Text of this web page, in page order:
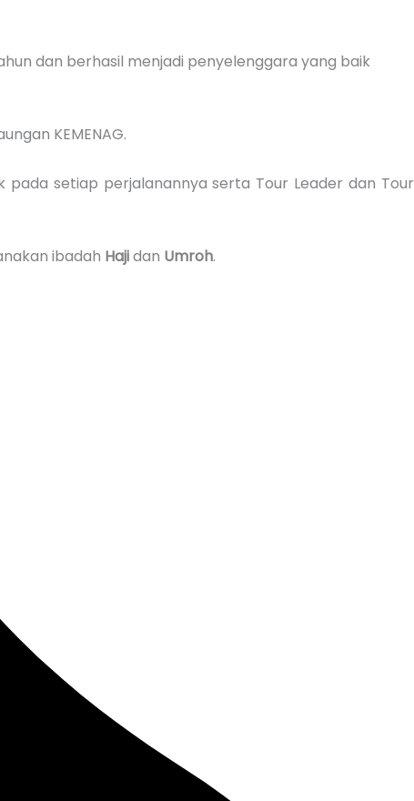
dan berhasil menjadi penyelenggara yang baik
KEMENAG.
setiap perjalanannya serta Tour Leader dan Tour
ibadah Hajidan Umroh.